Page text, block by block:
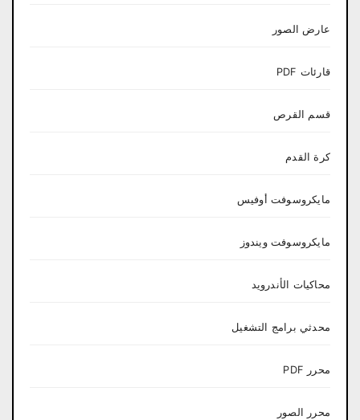
عارض الصور
قارئات PDF
قسم القرص
كرة القدم
مايكروسوفت أوفيس
مايكروسوفت ويندوز
محاكيات الأندرويد
محدثي برامج التشغيل
محرر PDF
محرر الصور